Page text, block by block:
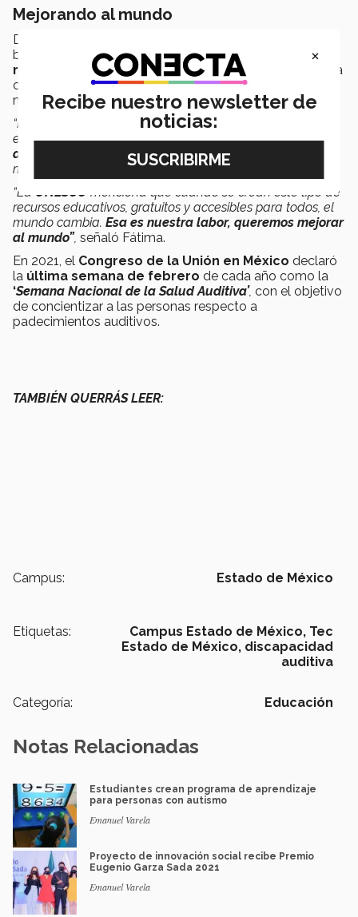
Mejorando al mundo
De acuerdo con la profesora Fátima, a través de
bloques formativos el Tec de Monterrey busca
crear
recursos abiertos a nivel mundialy disponibles para
cualquier persona u organización que lo requiera de
manera gratuita.
“En uno de los bloques formativos en donde doy clase,
estamos haciendoun recurso educativo de la
discapacidad auditivapara que cualquier profesor del
mundo lo pueda descargar.
“La UNESCO menciona que cuando se crean este tipo de
recursos educativos, gratuitos y accesibles para todos, el
mundo cambia. Esa es nuestra labor, queremos mejorar
al mundo”, señaló Fátima.
En 2021, el Congreso de la Unión en México declaró
la última semana de febrero de cada año como la
‘Semana Nacional de la Salud Auditiva’, con el objetivo
de concientizar a las personas respecto a
padecimientos auditivos.
TAMBIÉN QUERRÁS LEER:
Campus: Estado de México
Etiquetas: Campus Estado de México, Tec
Estado de México, discapacidad
auditiva
Categoría: Educación
Notas Relacionadas
Estudiantes crean programa de aprendizaje
para personas con autismo
Emanuel Varela
Proyecto de innovación social recibe Premio
Eugenio Garza Sada 2021
Emanuel Varela
×
Recibe nuestro newsletter de
noticias: